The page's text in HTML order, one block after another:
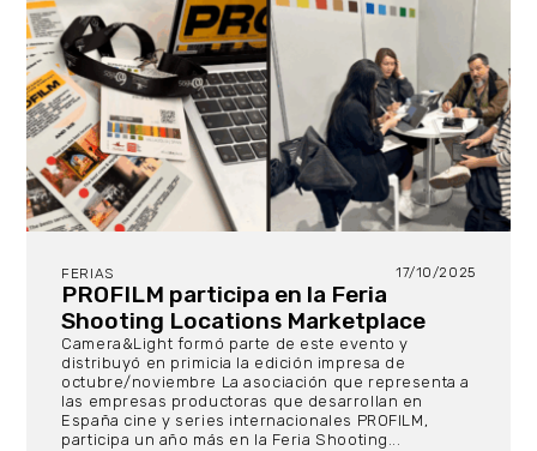
FERIAS 17/10/2025
PROFILM participa en la Feria
Shooting Locations Marketplace
Camera&Light formó parte de este evento y
distribuyó en primicia la edición impresa de
octubre/noviembre La asociación que representa a
las empresas productoras que desarrollan en
España cine y series internacionales PROFILM,
participa un año más en la Feria Shooting...